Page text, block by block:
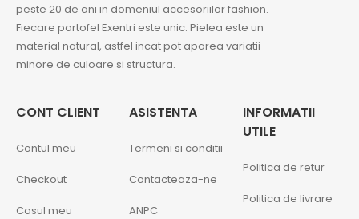
peste 20 de ani in domeniul accesoriilor fashion.
Fiecare portofel Exentri este unic. Pielea este un
material natural, astfel incat pot aparea variatii
minore de culoare si structura.
CONT CLIENT
Contul meu
Checkout
Cosul meu
ASISTENTA
Termeni si conditii
Contacteaza-ne
ANPC
INFORMATII
UTILE
Politica de retur
Politica de livrare